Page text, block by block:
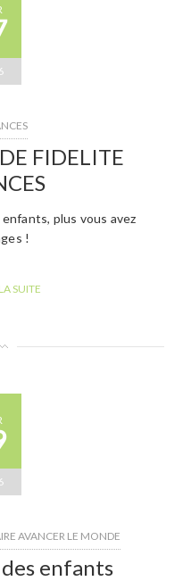
FIDELITE
plus vous avez
!
SUITE
AVANCER LE MONDE
enfants